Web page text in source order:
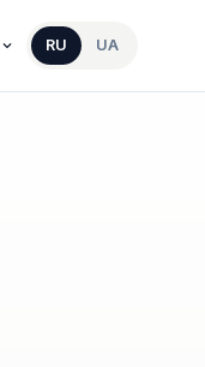
RU UA